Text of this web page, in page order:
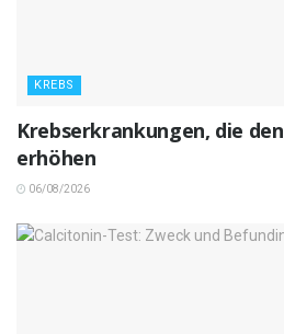
KREBS
Krebserkrankungen, die
erhöhen
06/08/2026